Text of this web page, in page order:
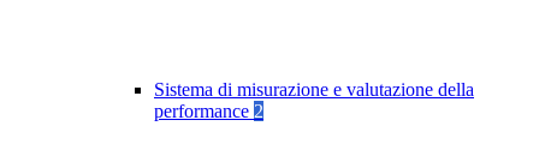
Sistema di misurazione e valutazione della
performance 2